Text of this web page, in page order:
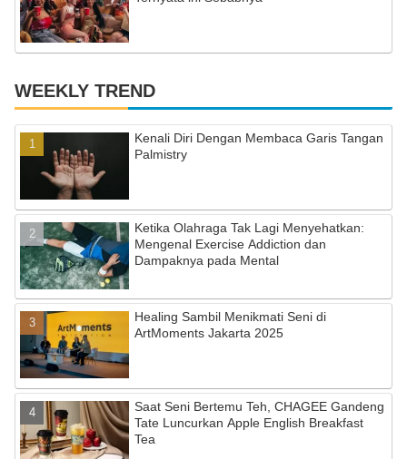
WEEKLY TREND
Kenali Diri Dengan Membaca Garis Tangan
Palmistry
Ketika Olahraga Tak Lagi Menyehatkan:
Mengenal Exercise Addiction dan
Dampaknya pada Mental
Healing Sambil Menikmati Seni di
ArtMoments Jakarta 2025
Saat Seni Bertemu Teh, CHAGEE Gandeng
Tate Luncurkan Apple English Breakfast
Tea